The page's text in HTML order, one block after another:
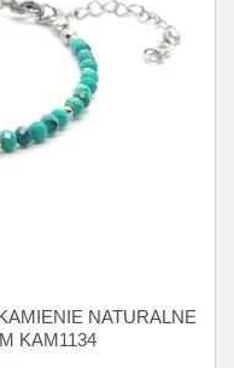
NATURALNE
KAM1134